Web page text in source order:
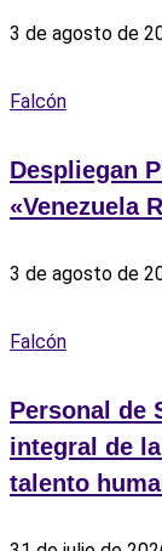
3 de agosto de
Falcón
Despliegan
«Venezuela
3 de agosto de
Falcón
Personal de
integral de
talento